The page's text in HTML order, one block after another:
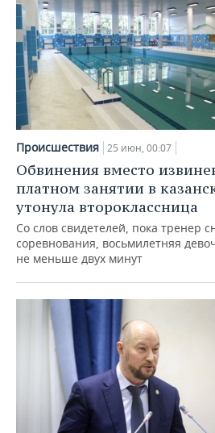
Происшествия 25 июн, 00:07
Обвинения вместо
платном занятии в
утонула второклассница
Со слов свидетелей, пока тренер
соревнования, восьмилетняя
не меньше двух минут